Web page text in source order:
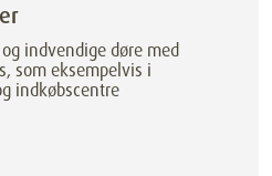
indvendige døre med
som eksempelvis i
indkøbscentre